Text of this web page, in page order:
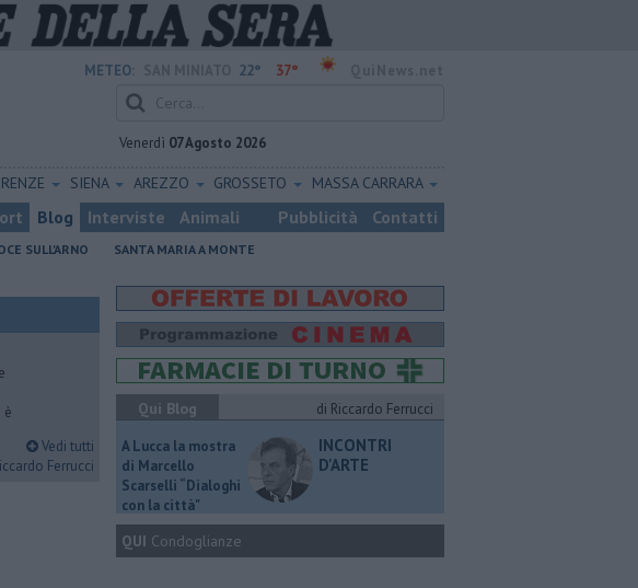
METEO: 22° 37°
Venerdì 07 Agosto 2026
SIENA AREZZO GROSSETO MASSA CARRARA
Blog Interviste Animali Pubblicità Contatti
SULL'ARNO SANTA MARIA A MONTE
è
Vedi tutti
Ferrucci
Qui Blog
di Riccardo Ferrucci
A Lucca la mostra
di Marcello
Scarselli “Dialoghi
con la città"
INCONTRI
D'ARTE
QUI Condoglianze